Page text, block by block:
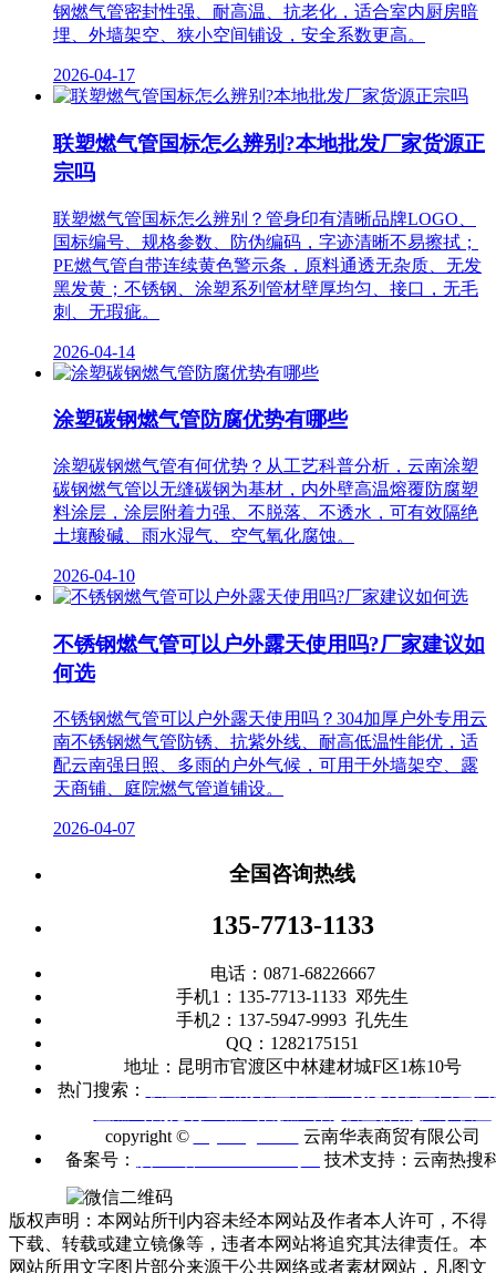
钢燃气管密封性强、耐高温、抗老化，适合室内厨房暗
埋、外墙架空、狭小空间铺设，安全系数更高。
2026-04-17
联塑燃气管国标怎么辨别?本地批发厂家货源正
宗吗
联塑燃气管国标怎么辨别？管身印有清晰品牌LOGO、
国标编号、规格参数、防伪编码，字迹清晰不易擦拭；
PE燃气管自带连续黄色警示条，原料通透无杂质、无发
黑发黄；不锈钢、涂塑系列管材壁厚均匀、接口，无毛
刺、无瑕疵。
2026-04-14
涂塑碳钢燃气管防腐优势有哪些
涂塑碳钢燃气管有何优势？从工艺科普分析，云南涂塑
碳钢燃气管以无缝碳钢为基材，内外壁高温熔覆防腐塑
料涂层，涂层附着力强、不脱落、不透水，可有效隔绝
土壤酸碱、雨水湿气、空气氧化腐蚀。
2026-04-10
不锈钢燃气管可以户外露天使用吗?厂家建议如
何选
不锈钢燃气管可以户外露天使用吗？304加厚户外专用云
南不锈钢燃气管防锈、抗紫外线、耐高低温性能优，适
配云南强日照、多雨的户外气候，可用于外墙架空、露
天商铺、庭院燃气管道铺设。
2026-04-07
全国咨询热线
135-7713-1133
电话：0871-68226667
手机1：135-7713-1133 邓先生
手机2：137-5947-9993 孔先生
QQ：1282175151
地址：昆明市官渡区中林建材城F区1栋10号
热门搜索：
copyright ©
云南华表商贸有限公司
备案号：
技术支持：云南热搜
版权声明：本网站所刊内容未经本网站及作者本人许可，不得
下载、转载或建立镜像等，违者本网站将追究其法律责任。本
网站所用文字图片部分来源于公共网络或者素材网站，凡图文